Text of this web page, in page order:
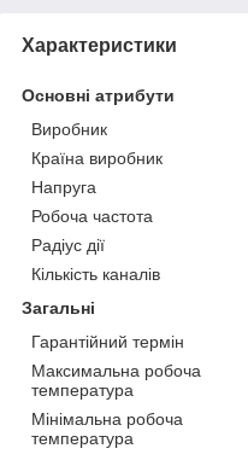
Характеристики
Основні атрибути
Виробник
Країна виробник
Напруга
Робоча частота
Радіус дії
Кількість каналів
Загальні
Гарантійний термін
Максимальна робоча
температура
Мінімальна робоча
температура